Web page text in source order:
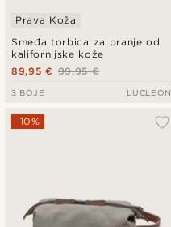
Smeđa torbica za pranje od
kalifornijske kože
Prava Koža
99,95 €
89,95 €
3 BOJE LUCLEON
-10%